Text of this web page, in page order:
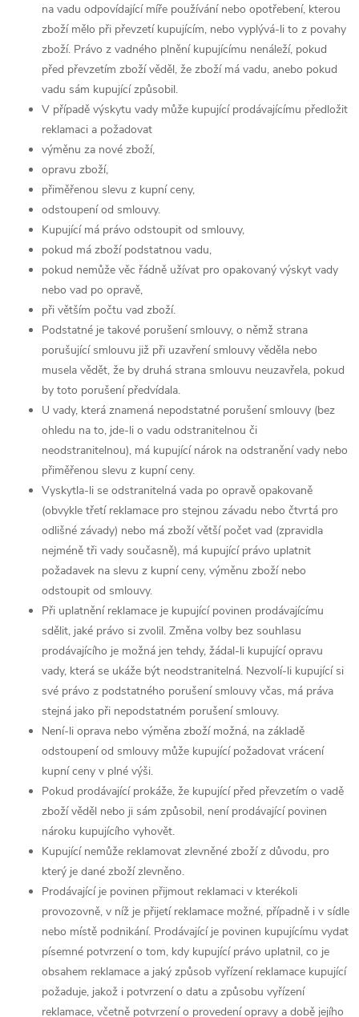
na vadu odpovídající míře používání nebo opotřebení, kterou
zboží mělo při převzetí kupujícím, nebo vyplývá-li to z povahy
zboží. Právo z vadného plnění kupujícímu nenáleží, pokud
před převzetím zboží věděl, že zboží má vadu, anebo pokud
vadu sám kupující způsobil.
V případě výskytu vady může kupující prodávajícímu předložit
reklamaci a požadovat
výměnu za nové zboží,
opravu zboží,
přiměřenou slevu z kupní ceny,
odstoupení od smlouvy.
Kupující má právo odstoupit od smlouvy,
pokud má zboží podstatnou vadu,
pokud nemůže věc řádně užívat pro opakovaný výskyt vady
nebo vad po opravě,
při větším počtu vad zboží.
Podstatné je takové porušení smlouvy, o němž strana
porušující smlouvu již při uzavření smlouvy věděla nebo
musela vědět, že by druhá strana smlouvu neuzavřela, pokud
by toto porušení předvídala.
U vady, která znamená nepodstatné porušení smlouvy (bez
ohledu na to, jde-li o vadu odstranitelnou či
neodstranitelnou), má kupující nárok na odstranění vady nebo
přiměřenou slevu z kupní ceny.
Vyskytla-li se odstranitelná vada po opravě opakovaně
(obvykle třetí reklamace pro stejnou závadu nebo čtvrtá pro
odlišné závady) nebo má zboží větší počet vad (zpravidla
nejméně tři vady současně), má kupující právo uplatnit
požadavek na slevu z kupní ceny, výměnu zboží nebo
odstoupit od smlouvy.
Při uplatnění reklamace je kupující povinen prodávajícímu
sdělit, jaké právo si zvolil. Změna volby bez souhlasu
prodávajícího je možná jen tehdy, žádal-li kupující opravu
vady, která se ukáže být neodstranitelná. Nezvolí-li kupující si
své právo z podstatného porušení smlouvy včas, má práva
stejná jako při nepodstatném porušení smlouvy.
Není-li oprava nebo výměna zboží možná, na základě
odstoupení od smlouvy může kupující požadovat vrácení
kupní ceny v plné výši.
Pokud prodávající prokáže, že kupující před převzetím o vadě
zboží věděl nebo ji sám způsobil, není prodávající povinen
nároku kupujícího vyhovět.
Kupující nemůže reklamovat zlevněné zboží z důvodu, pro
který je dané zboží zlevněno.
Prodávající je povinen přijmout reklamaci v kterékoli
provozovně, v níž je přijetí reklamace možné, případně i v sídle
nebo místě podnikání. Prodávající je povinen kupujícímu vydat
písemné potvrzení o tom, kdy kupující právo uplatnil, co je
obsahem reklamace a jaký způsob vyřízení reklamace kupující
požaduje, jakož i potvrzení o datu a způsobu vyřízení
reklamace, včetně potvrzení o provedení opravy a době jejího